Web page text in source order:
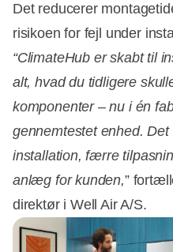
Det reducerer
risikoen for fejl under
“ClimateHub er skabt til
alt, hvad du tidligere
komponenter – nu i én
gennemtestet enhed.
installation, færre
anlæg for kunden,”
direktør i Well Air A/S.